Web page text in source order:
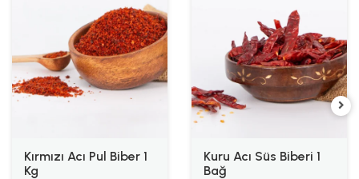
Kırmızı Acı Pul Biber 1
Kg
Kuru Acı Süs Biberi 1
Bağ